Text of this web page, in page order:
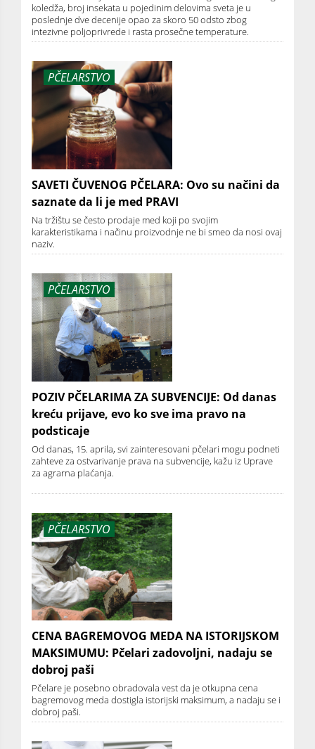
koledža, broj insekata u pojedinim delovima sveta je u
poslednje dve decenije opao za skoro 50 odsto zbog
intezivne poljoprivrede i rasta prosečne temperature.
PČELARSTVO
SAVETI ČUVENOG PČELARA: Ovo su načini da
saznate da li je med PRAVI
Na tržištu se često prodaje med koji po svojim
karakteristikama i načinu proizvodnje ne bi smeo da nosi ovaj
naziv.
PČELARSTVO
POZIV PČELARIMA ZA SUBVENCIJE: Od danas
kreću prijave, evo ko sve ima pravo na
podsticaje
Od danas, 15. aprila, svi zainteresovani pčelari mogu podneti
zahteve za ostvarivanje prava na subvencije, kažu iz Uprave
za agrarna plaćanja.
PČELARSTVO
CENA BAGREMOVOG MEDA NA ISTORIJSKOM
MAKSIMUMU: Pčelari zadovoljni, nadaju se
dobroj paši
Pčelare je posebno obradovala vest da je otkupna cena
bagremovog meda dostigla istorijski maksimum, a nadaju se i
dobroj paši.